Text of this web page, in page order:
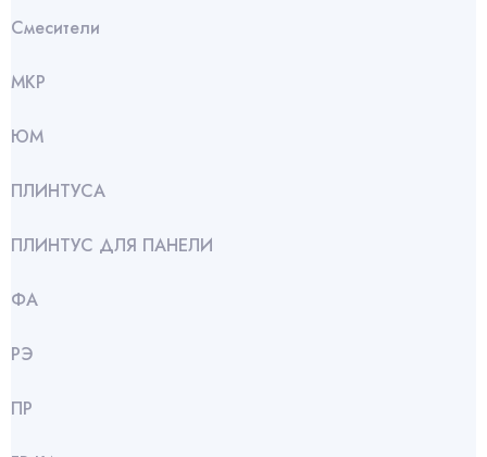
Смесители
МКР
ЮМ
ПЛИНТУСА
ПЛИНТУС ДЛЯ ПАНЕЛИ
ФА
РЭ
ПР